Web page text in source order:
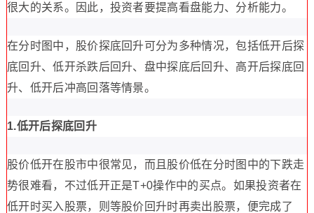
很大的关系。因此，投资者要提高看盘能力、分析能力。
在分时图中，股价探底回升可分为多种情况，包括低开后探
底回升、低开杀跌后回升、盘中探底后回升、高开后探底回
升、低开后冲高回落等情景。
1.低开后探底回升
股价低开在股市中很常见，而且股价低在分时图中的下跌走
势很难看，不过低开正是T+0操作中的买点。如果投资者在
低开时买入股票，则等股价回升时再卖出股票，便完成了